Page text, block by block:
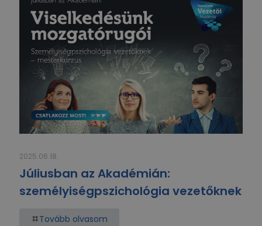
2025.06.18.
Júliusban az Akadémián:
személyiségpszichológia vezetőknek
Tovább olvasom